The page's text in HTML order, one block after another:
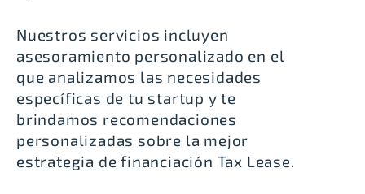
Nuestros servicios incluyen
asesoramiento personalizado en el
que analizamos las necesidades
específicas de tu startup y te
brindamos recomendaciones
personalizadas sobre la mejor
estrategia de financiación Tax Lease.